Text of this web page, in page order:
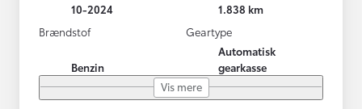
10-2024
1.838 km
Brændstof
Benzin
Geartype
Automatisk
gearkasse
Vis mere